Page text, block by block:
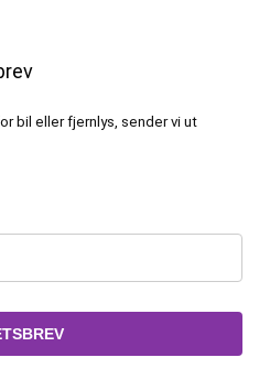
bil eller fjernlys, sender vi ut